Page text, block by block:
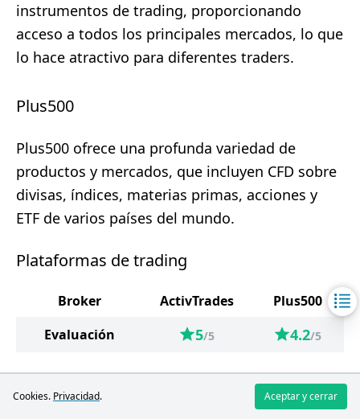
instrumentos de trading, proporcionando
acceso a todos los principales mercados, lo que
lo hace atractivo para diferentes traders.
Plus500
Plus500 ofrece una profunda variedad de
productos y mercados, que incluyen CFD sobre
divisas, índices, materias primas, acciones y
ETF de varios países del mundo.
Plataformas de trading
Broker ActivTrades
Plus500
Evaluación
5/5 4.2/5
Plataformas de
WebTrader
Cookies. Privacidad. Aceptar y cerrar